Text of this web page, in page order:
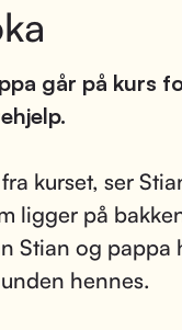
går på kurs
kurset, ser
ligger på
Stian og pappa
hennes.